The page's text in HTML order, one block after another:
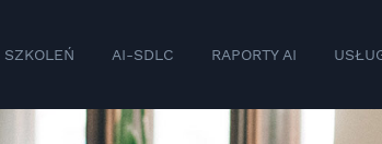
SZKOLEŃ AI-SDLC RAPORTY AI